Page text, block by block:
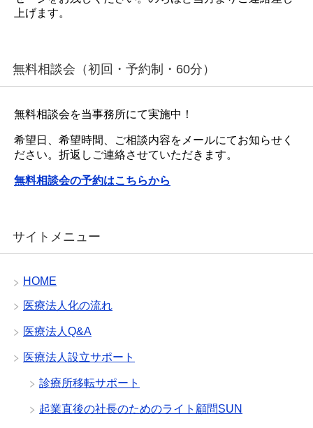
上げます。
無料相談会（初回・予約制・60分）
無料相談会を当事務所にて実施中！
希望日、希望時間、ご相談内容をメールにてお知らせく
ださい。折返しご連絡させていただきます。
無料相談会の予約はこちらから
サイトメニュー
HOME
医療法人化の流れ
医療法人Q&A
医療法人設立サポート
診療所移転サポート
起業直後の社長のためのライト顧問SUN